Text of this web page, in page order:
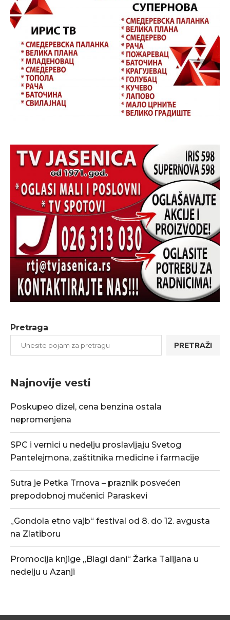
Pretraga
PRETRAŽI
Najnovije vesti
Poskupeo dizel, cena benzina ostala
nepromenjena
SPC i vernici u nedelju proslavljaju Svetog
Pantelejmona, zaštitnika medicine i farmacije
Sutra je Petka Trnova – praznik posvećen
prepodobnoj mučenici Paraskevi
„Gondola etno vajb“ festival od 8. do 12. avgusta
na Zlatiboru
Promocija knjige „Blagi dani“ Žarka Talijana u
nedelju u Azanji